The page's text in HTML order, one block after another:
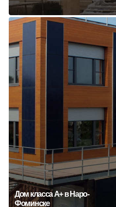
Дом класса А+ в Наро-
Фоминске